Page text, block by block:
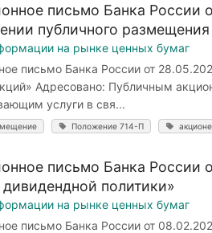
письмо Банка
публичного
на рынке ценных бумаг
письмо Банка России от
Адресовано: Публичным
услуги в свя...
Положение 714-П
письмо Банка
политики»
на рынке ценных бумаг
письмо Банка России от